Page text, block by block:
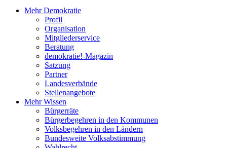
Mehr Demokratie
Profil
Organisation
Mitgliederservice
Beratung
demokratie!-Magazin
Satzung
Partner
Landesverbände
Stellenangebote
Mehr Wissen
Bürgerräte
Bürgerbegehren in den Kommunen
Volksbegehren in den Ländern
Bundesweite Volksabstimmung